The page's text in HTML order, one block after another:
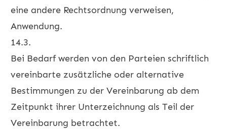
eine andere Rechtsordnung verweisen,
Anwendung.
14.3.
Bei Bedarf werden von den Parteien schriftlich
vereinbarte zusätzliche oder alternative
Bestimmungen zu der Vereinbarung ab dem
Zeitpunkt ihrer Unterzeichnung als Teil der
Vereinbarung betrachtet.